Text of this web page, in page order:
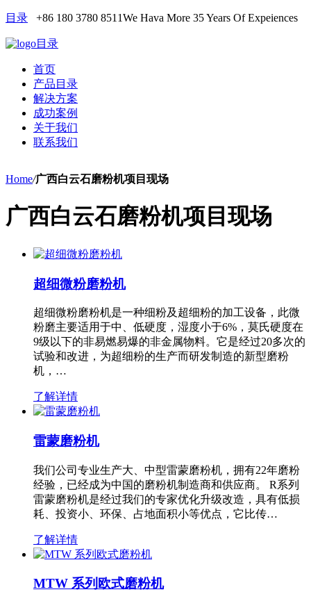
目录 +86 180 3780 8511We Hava More 35 Years Of Expeiences
目录
首页
产品目录
解决方案
成功案例
关于我们
联系我们
Home/广西白云石磨粉机项目现场
广西白云石磨粉机项目现场
超细微粉磨粉机
超细微粉磨粉机是一种细粉及超细粉的加工设备，此微
粉磨主要适用于中、低硬度，湿度小于6%，莫氏硬度在
9级以下的非易燃易爆的非金属物料。它是经过20多次的
试验和改进，为超细粉的生产而研发制造的新型磨粉
机，…
了解详情
雷蒙磨粉机
我们公司专业生产大、中型雷蒙磨粉机，拥有22年磨粉
经验，已经成为中国的磨粉机制造商和供应商。 R系列
雷蒙磨粉机是经过我们的专家优化升级改造，具有低损
耗、投资小、环保、占地面积小等优点，它比传…
了解详情
MTW 系列欧式磨粉机